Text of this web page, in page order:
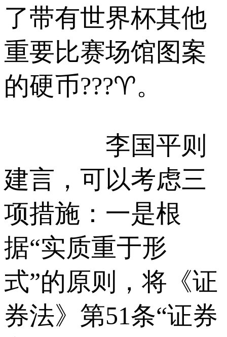
了带有世界杯其他
重要比赛场馆图案
的硬币???♈。
李国平则
建言，可以考虑三
项措施：一是根
据“实质重于形
式”的原则，将《证
券法》第51条“证券